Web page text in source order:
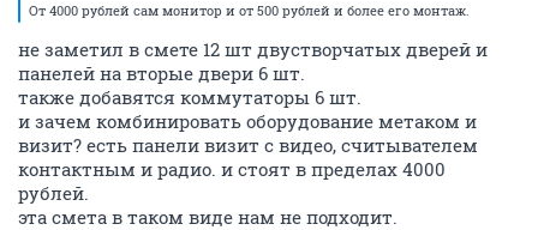
От 4000 рублей сам монитор и от 500 рублей и более его монтаж.
не заметил в смете 12 шт двустворчатых дверей и
панелей на вторые двери 6 шт.
также добавятся коммутаторы 6 шт.
и зачем комбинировать оборудование метаком и
визит? есть панели визит с видео, считывателем
контактным и радио. и стоят в пределах 4000
рублей.
эта смета в таком виде нам не подходит.